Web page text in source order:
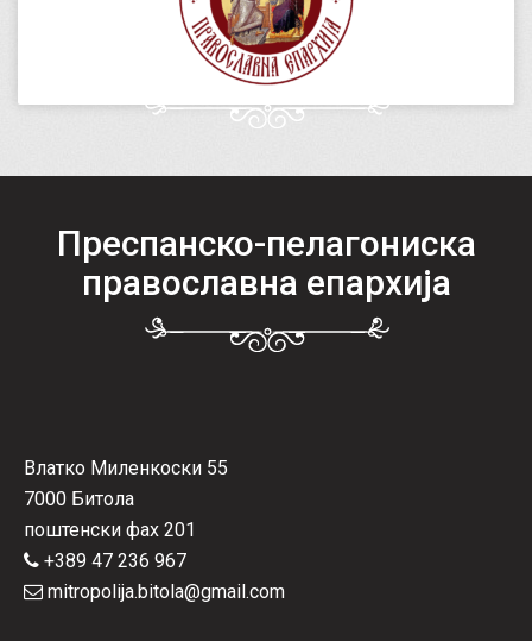
Преспанско-пелагониска
православна епархија
Влатко Миленкоски 55
7000 Битола
поштенски фах 201
+389 47 236 967
mitropolija.bitola@gmail.com